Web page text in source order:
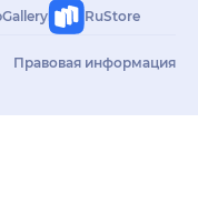
RuStore
Правовая информация